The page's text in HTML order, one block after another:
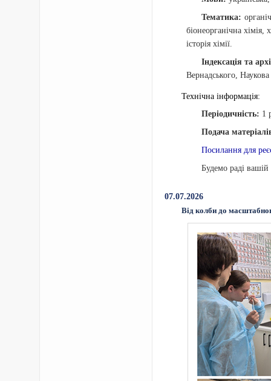
Тематика:
біонеорганічна хімія,
історія хімії.
Індексація та
Вернадського,
Технічна інформація:
Періодичність: 1
Подача
Посилання для
Будемо раді
07.07.2026
Від колби до